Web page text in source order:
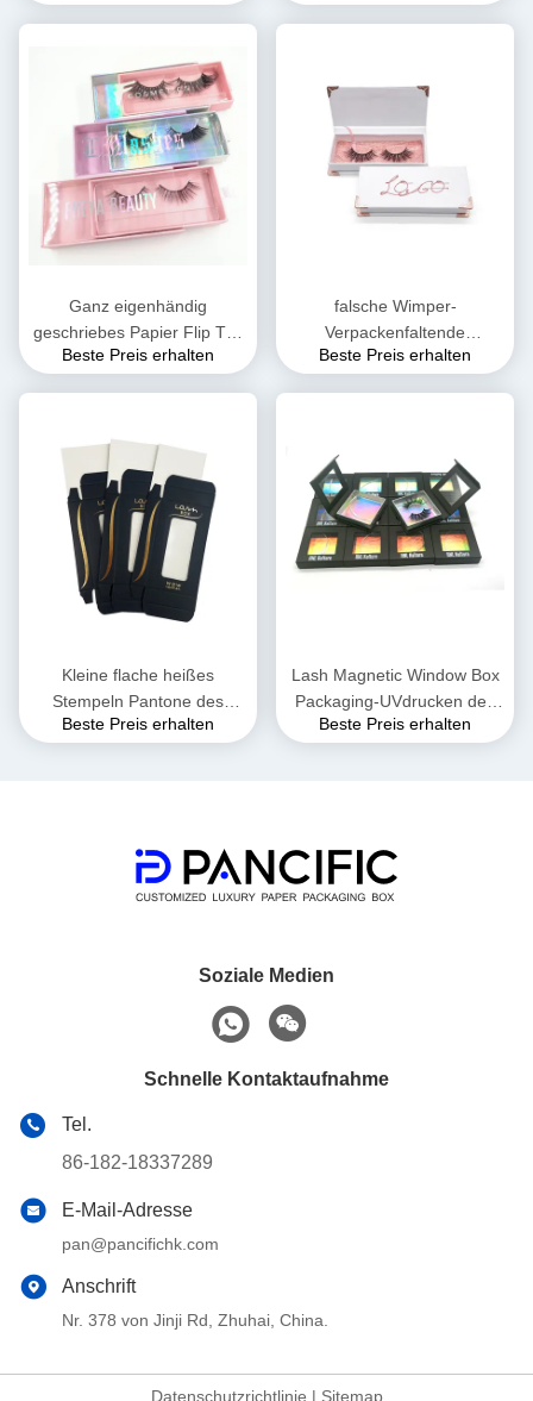
Ganz eigenhändig
geschriebes Papier Flip Top
Eyelash Magnetic Box mit
Beste Preis erhalten
falsche Wimper-
Verpackenfaltende
magnetische Geschenkbox
Beste Preis erhalten
Kleine flache heißes
Stempeln Pantone des
Geschenk-Wimper-
Beste Preis erhalten
Lash Magnetic Window Box
Packaging-UVdrucken des
Augen-600gsm
Beste Preis erhalten
Soziale Medien
Schnelle Kontaktaufnahme
Tel.
86-182-18337289
E-Mail-Adresse
pan@pancifichk.com
Anschrift
Nr. 378 von Jinji Rd, Zhuhai, China.
Datenschutzrichtlinie | Sitemap